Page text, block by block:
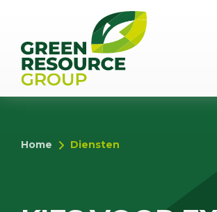
Home Diensten